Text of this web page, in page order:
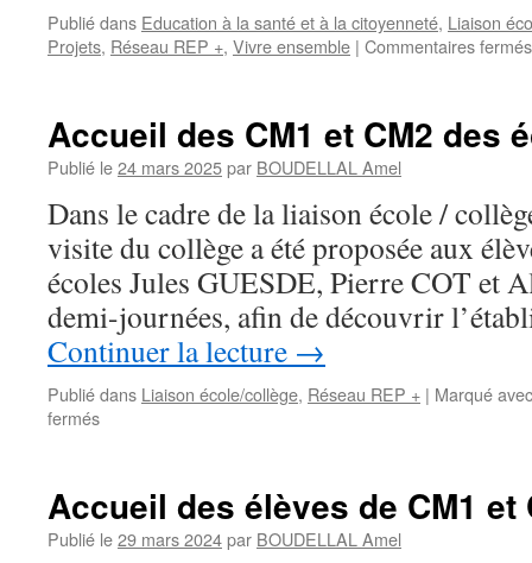
Publié dans Education à la santé et à la citoyenneté, Liaison
Projets, Réseau REP +, Vivre ensemble | Commentaires fermés
Accueil des CM1 et CM2 des
Publié le24 mars 2025par BOUDELLAL Amel
Dans le cadre de la liaison école /
visite du collège a été proposée aux
écoles Jules GUESDE, Pierre COT et
demi-journées, afin de découvrir
Continuer la lecture →
Publié dans Liaison école/collège, Réseau REP + | Marqué avec
ferméssur
et
CM2
Accueil des élèves de CM1 et
Publié le29 mars 2024par BOUDELLAL Amel